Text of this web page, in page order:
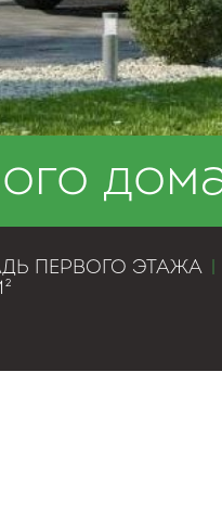
ПЕРВОГО ЭТАЖА